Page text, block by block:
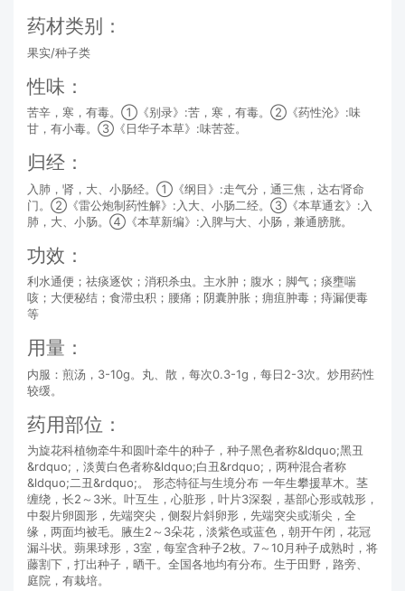
药材类别：
果实/种子类
性味：
苦辛，寒，有毒。①《别录》:苦，寒，有毒。②《药性沦》:味
甘，有小毒。③《日华子本草》:味苦莶。
归经：
入肺，肾，大、小肠经。①《纲目》:走气分，通三焦，达右肾命
门。②《雷公炮制药性解》:入大、小肠二经。③《本草通玄》:入
肺，大、小肠。④《本草新编》:入脾与大、小肠，兼通膀胱。
功效：
利水通便；祛痰逐饮；消积杀虫。主水肿；腹水；脚气；痰壅喘
咳；大便秘结；食滞虫积；腰痛；阴囊肿胀；痈疽肿毒；痔漏便毒
等
用量：
内服：煎汤，3-10g。丸、散，每次0.3-1g，每日2-3次。炒用药性
较缓。
药用部位：
为旋花科植物牵牛和圆叶牵牛的种子，种子黑色者称&ldquo;黑丑
&rdquo;，淡黄白色者称&ldquo;白丑&rdquo;，两种混合者称
&ldquo;二丑&rdquo;。 形态特征与生境分布 一年生攀援草木。茎
缠绕，长2～3米。叶互生，心脏形，叶片3深裂，基部心形或戟形，
中裂片卵圆形，先端突尖，侧裂片斜卵形，先端突尖或渐尖，全
缘，两面均被毛。腋生2～3朵花，淡紫色或蓝色，朝开午闭，花冠
漏斗状。蒴果球形，3室，每室含种子2枚。7～10月种子成熟时，将
藤割下，打出种子，晒干。全国各地均有分布。生于田野，路旁、
庭院，有栽培。